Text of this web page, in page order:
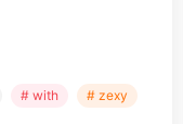
# with
# zexy